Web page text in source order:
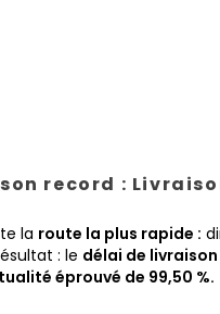
record :
la route la plus rapide :
: le délai de
éprouvé de 99,50 %.